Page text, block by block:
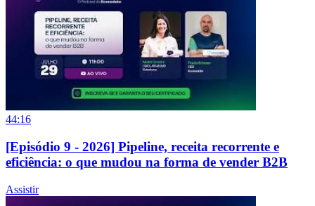
44:16
[Episódio 9 - 2026] Pipeline, receita recorrente e
eficiência: o que mudou na forma de vender B2B
Assistir